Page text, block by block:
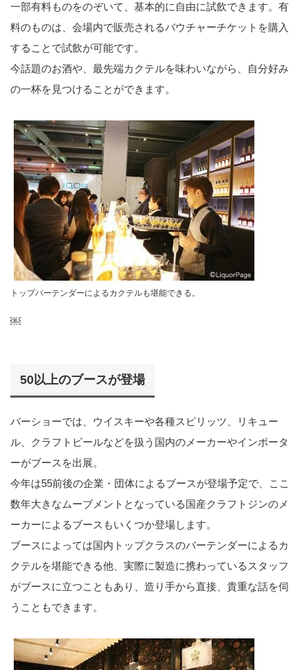
一部有料ものをのぞいて、基本的に自由に試飲できます。有
料のものは、会場内で販売されるバウチャーチケットを購入
することで試飲が可能です。
今話題のお酒や、最先端カクテルを味わいながら、自分好み
の一杯を見つけることができます。
トップバーテンダーによるカクテルも堪能できる。
￼
50以上のブースが登場
バーショーでは、ウイスキーや各種スピリッツ、リキュー
ル、クラフトビールなどを扱う国内のメーカーやインポータ
ーがブースを出展。
今年は55前後の企業・団体によるブースが登場予定で、ここ
数年大きなムーブメントとなっている国産クラフトジンのメ
ーカーによるブースもいくつか登場します。
ブースによっては国内トップクラスのバーテンダーによるカ
クテルを堪能できる他、実際に製造に携わっているスタッフ
がブースに立つこともあり、造り手から直接、貴重な話を伺
うこともできます。